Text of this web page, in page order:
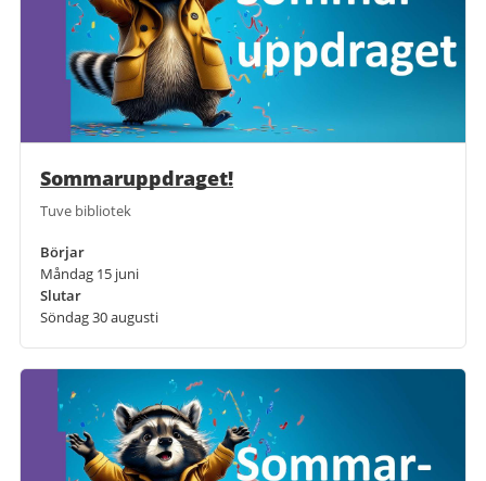
Sommaruppdraget!
Tuve bibliotek
Börjar
Måndag 15 juni
Slutar
Söndag 30 augusti